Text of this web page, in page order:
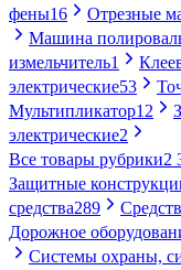
фены16 Отрезные
Машина
измельчитель1
электрические53
Мультипликатор12
электрические2
Все товары рубрики2
Защитные
средства289
Дорожное
Системы охраны,